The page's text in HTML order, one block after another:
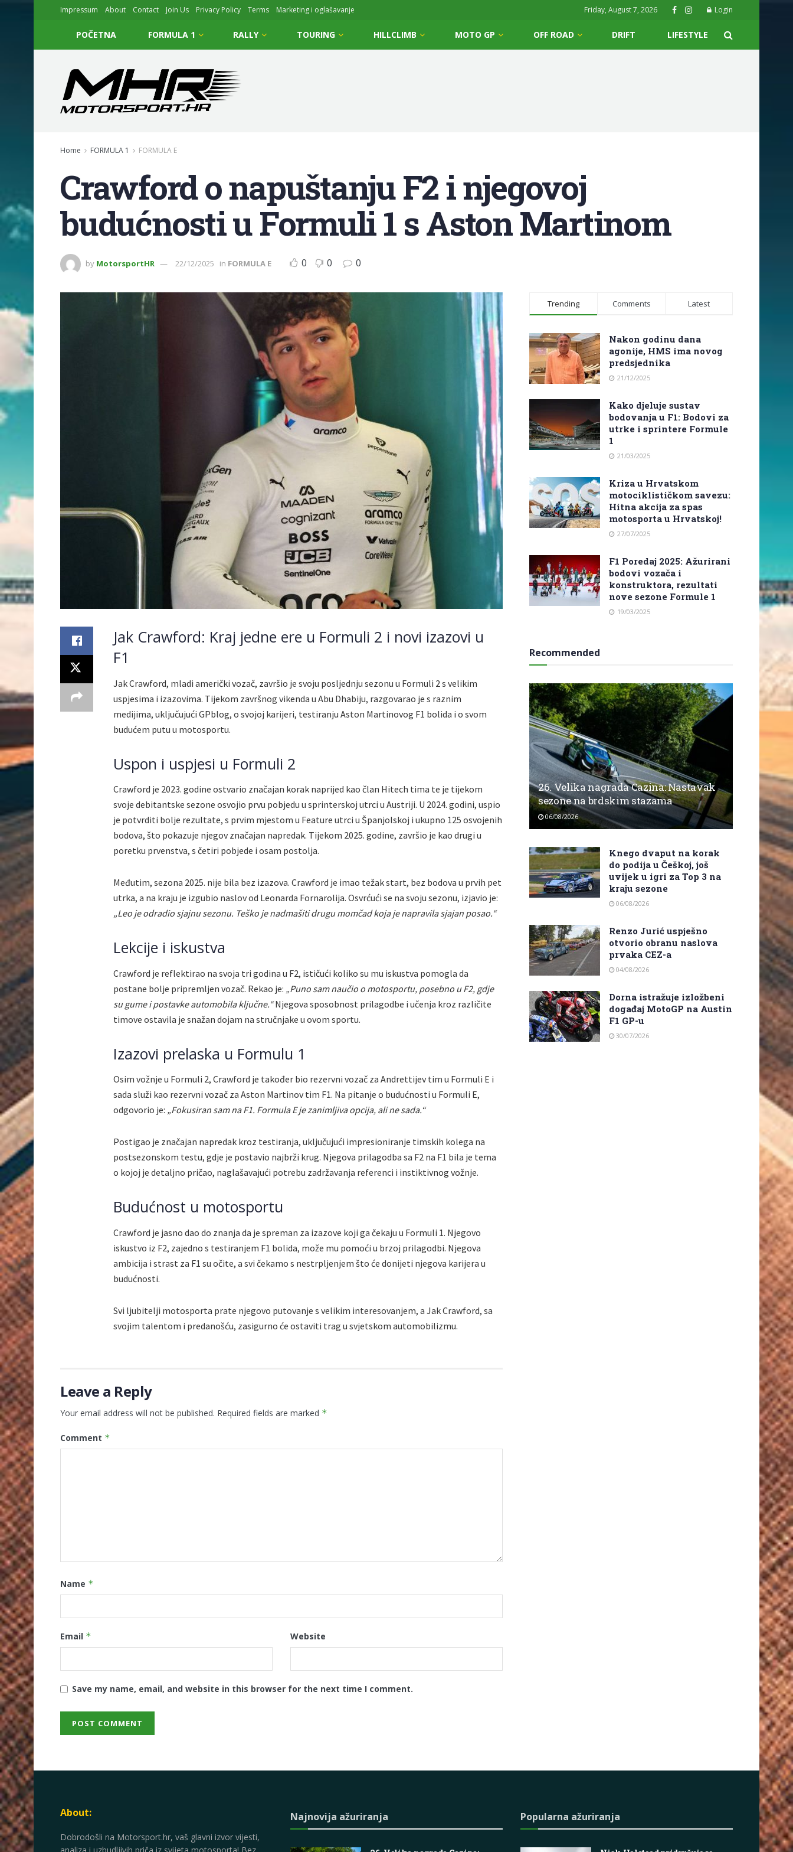
Impressum About Contact Join Us Privacy Policy Terms Marketing i oglašavanje Friday, August 7, 2026 Login
POČETNA FORMULA 1 RALLY TOURING HILLCLIMB MOTO GP OFF ROAD DRIFT LIFESTYLE
Home FORMULA 1 FORMULA E
Crawford o napuštanju F2 i njegovoj
budućnosti u Formuli 1 s Aston Martinom
by MotorsportHR 22/12/2025 in FORMULA E 0 0 0
Jak Crawford: Kraj jedne ere u Formuli 2 i novi izazovi u
F1
Jak Crawford, mladi američki vozač, završio je svoju posljednju sezonu u Formuli 2 s velikim
uspjesima i izazovima. Tijekom završnog vikenda u Abu Dhabiju, razgovarao je s raznim
medijima, uključujući GPblog, o svojoj karijeri, testiranju Aston Martinovog F1 bolida i o svom
budućem putu u motosportu.
Uspon i uspjesi u Formuli 2
Crawford je 2023. godine ostvario značajan korak naprijed kao član Hitech tima te je tijekom
svoje debitantske sezone osvojio prvu pobjedu u sprinterskoj utrci u Austriji. U 2024. godini, uspio
je potvrditi bolje rezultate, s prvim mjestom u Feature utrci u Španjolskoj i ukupno 125 osvojenih
bodova, što pokazuje njegov značajan napredak. Tijekom 2025. godine, završio je kao drugi u
poretku prvenstva, s četiri pobjede i osam postolja.
Međutim, sezona 2025. nije bila bez izazova. Crawford je imao težak start, bez bodova u prvih pet
utrka, a na kraju je izgubio naslov od Leonarda Fornarolija. Osvrćući se na svoju sezonu, izjavio je:
„Leo je odradio sjajnu sezonu. Teško je nadmašiti drugu momčad koja je napravila sjajan posao.“
Lekcije i iskustva
Crawford je reflektirao na svoja tri godina u F2, ističući koliko su mu iskustva pomogla da
postane bolje pripremljen vozač. Rekao je: „Puno sam naučio o motosportu, posebno u F2, gdje
su gume i postavke automobila ključne.“Njegova sposobnost prilagodbe i učenja kroz različite
timove ostavila je snažan dojam na stručnjake u ovom sportu.
Izazovi prelaska u Formulu 1
Osim vožnje u Formuli 2, Crawford je također bio rezervni vozač za Andrettijev tim u Formuli E i
sada služi kao rezervni vozač za Aston Martinov tim F1. Na pitanje o budućnosti u Formuli E,
odgovorio je: „Fokusiran sam na F1. Formula E je zanimljiva opcija, ali ne sada.“
Postigao je značajan napredak kroz testiranja, uključujući impresioniranje timskih kolega na
postsezonskom testu, gdje je postavio najbrži krug. Njegova prilagodba sa F2 na F1 bila je tema
o kojoj je detaljno pričao, naglašavajući potrebu zadržavanja referenci i instiktivnog vožnje.
Budućnost u motosportu
Crawford je jasno dao do znanja da je spreman za izazove koji ga čekaju u Formuli 1. Njegovo
iskustvo iz F2, zajedno s testiranjem F1 bolida, može mu pomoći u brzoj prilagodbi. Njegova
ambicija i strast za F1 su očite, a svi čekamo s nestrpljenjem što će donijeti njegova karijera u
budućnosti.
Svi ljubitelji motosporta prate njegovo putovanje s velikim interesovanjem, a Jak Crawford, sa
svojim talentom i predanošću, zasigurno će ostaviti trag u svjetskom automobilizmu.
Leave a Reply
Your email address will not be published. Required fields are marked *
Comment *
Name *
Email * Website
Save my name, email, and website in this browser for the next time I comment.
Trending Comments Latest
Nakon godinu dana
agonije, HMS ima novog
predsjednika
21/12/2025
Kako djeluje sustav
bodovanja u F1: Bodovi za
utrke i sprintere Formule
1
21/03/2025
Kriza u Hrvatskom
motociklističkom savezu:
Hitna akcija za spas
motosporta u Hrvatskoj!
27/07/2025
F1 Poredaj 2025: Ažurirani
bodovi vozača i
konstruktora, rezultati
nove sezone Formule 1
19/03/2025
Recommended
26. Velika nagrada Cazina: Nastavak
sezone na brdskim stazama
06/08/2026
Knego dvaput na korak
do podija u Češkoj, još
uvijek u igri za Top 3 na
kraju sezone
06/08/2026
Renzo Jurić uspješno
otvorio obranu naslova
prvaka CEZ-a
04/08/2026
Dorna istražuje izložbeni
događaj MotoGP na Austin
F1 GP-u
30/07/2026
About:
Dobrodošli na Motorsport.hr, vaš glavni izvor vijesti,
Najnovija ažuriranja Popularna ažuriranja